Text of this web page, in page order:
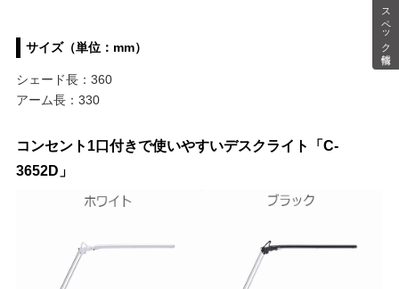
スペック情報
サイズ（単位：mm）
シェード長：360
アーム長：330
コンセント1口付きで使いやすいデスクライト「C-
3652D」